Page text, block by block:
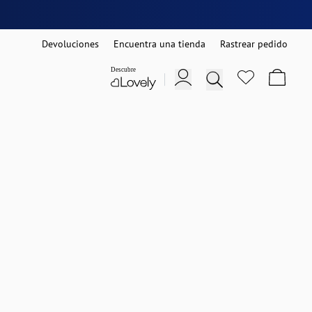
Devoluciones Encuentra una tienda Rastrear pedido